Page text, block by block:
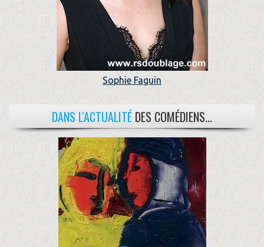
Sophie Faguin
DANS L'ACTUALITÉ DES COMÉDIENS...